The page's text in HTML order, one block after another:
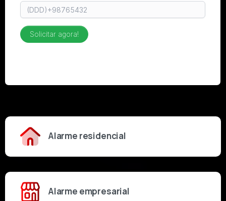
Alarme residencial
Alarme empresarial